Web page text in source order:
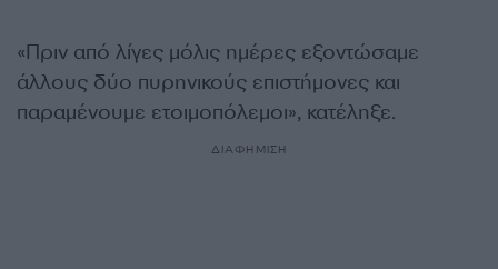
«Πριν από λίγες μόλις ημέρες εξοντώσαμε
άλλους δύο πυρηνικούς επιστήμονες και
παραμένουμε ετοιμοπόλεμοι», κατέληξε.
ΔΙΑΦΗΜΙΣΗ